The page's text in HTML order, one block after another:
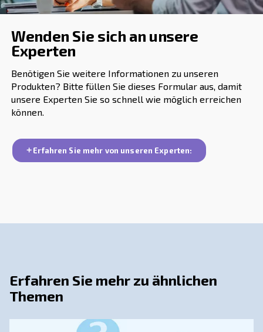
Neben der Größe und dem Typ des Kompressors für
benötigen Sie wahrscheinlich auch ein angemessenes
Luftaufbereitungssystem. Dies liegt daran, dass sowohl
Umgebungsluft als auch Druckluft Verunreinigungen wie
Mikroorganismen und Partikel enthalten. Um saubere
ist es daher unbedingt notwendig, ein geeignetes
Trocknungssystem zu ergänzen.
Lufttrocknern ausgestattet. Die Luftaufbereitung ist
sowohl Ihre Geräte als auch Ihre Reputation schützt.
pneumatischer Geräte auf Baustellen.